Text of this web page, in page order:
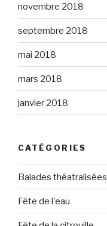
novembre 2018
septembre 2018
mai 2018
mars 2018
janvier 2018
CATÉGORIES
Balades théatralisées
Fête de l'eau